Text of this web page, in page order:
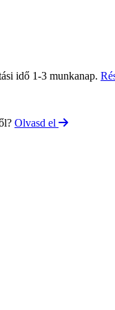
idő 1-3 munkanap.
Olvasd el